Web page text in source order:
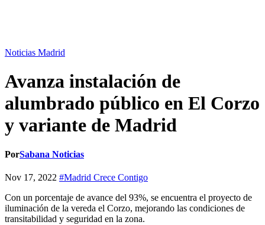
Noticias Madrid
Avanza instalación de
alumbrado público en El Corzo
y variante de Madrid
PorSabana Noticias
Nov 17, 2022 #Madrid Crece Contigo
Con un porcentaje de avance del 93%, se encuentra el proyecto de
iluminación de la vereda el Corzo, mejorando las condiciones de
transitabilidad y seguridad en la zona.